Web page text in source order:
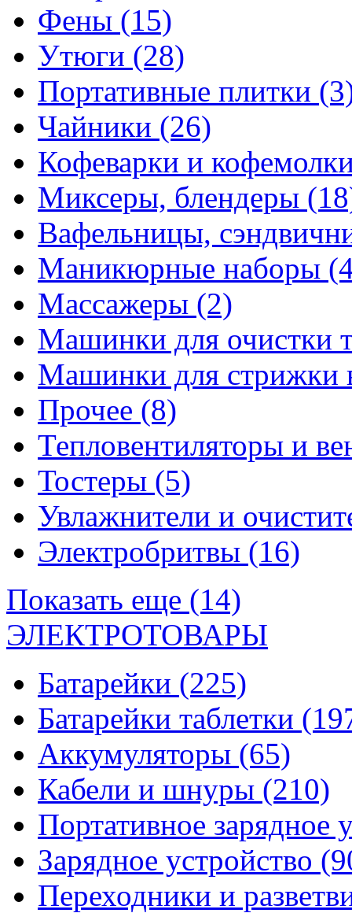
Фены (15)
Утюги (28)
Портативные плитки
Чайники (26)
Кофеварки и
Миксеры, блендеры
Вафельницы,
Маникюрные наборы
Массажеры (2)
Машинки для очистки
Машинки для стрижки
Прочее (8)
Тепловентиляторы и
Тостеры (5)
Увлажнители и
Электробритвы (16)
Показать еще (14)
ЭЛЕКТРОТОВАРЫ
Батарейки (225)
Батарейки таблетки
Аккумуляторы (65)
Кабели и шнуры (210)
Портативное зарядное
Зарядное устройство
Переходники и